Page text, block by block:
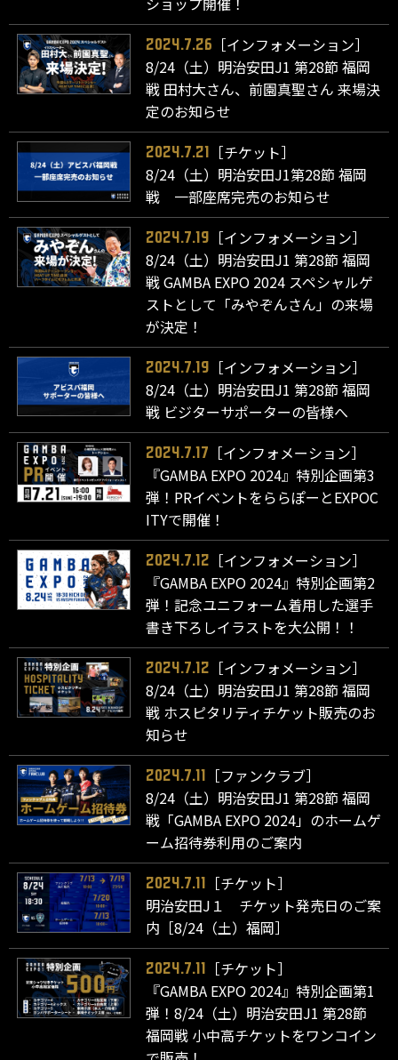
2024.7.26
［インフォメーション］
8/24（土）明治安田J1 第28節 福岡
戦 田村大さん、前園真聖さん 来場決
定のお知らせ
2024.7.21
［チケット］
8/24（土）明治安田J1第28節 福岡
戦 一部座席完売のお知らせ
2024.7.19
［インフォメーション］
8/24（土）明治安田J1 第28節 福岡
戦 GAMBA EXPO 2024 スペシャルゲ
ストとして「みやぞんさん」の来場
が決定！
2024.7.19
［インフォメーション］
8/24（土）明治安田J1 第28節 福岡
戦 ビジターサポーターの皆様へ
2024.7.17
［インフォメーション］
『GAMBA EXPO 2024』特別企画第3
弾！PRイベントをららぽーとEXPOC
ITYで開催！
2024.7.12
［インフォメーション］
『GAMBA EXPO 2024』特別企画第2
弾！記念ユニフォーム着用した選手
書き下ろしイラストを大公開！！
2024.7.12
［インフォメーション］
8/24（土）明治安田J1 第28節 福岡
戦 ホスピタリティチケット販売のお
知らせ
2024.7.11
［ファンクラブ］
8/24（土）明治安田J1 第28節 福岡
戦「GAMBA EXPO 2024」のホームゲ
ーム招待券利用のご案内
2024.7.11
［チケット］
明治安田J１ チケット発売日のご案
内［8/24（土）福岡］
2024.7.11
［チケット］
『GAMBA EXPO 2024』特別企画第1
弾！8/24（土）明治安田J1 第28節
福岡戦 小中高チケットをワンコイン